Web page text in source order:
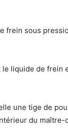
sous
liquide de frein
une tige de
du